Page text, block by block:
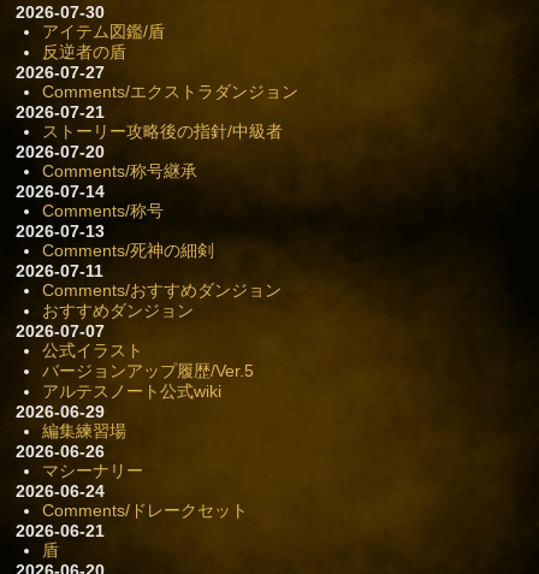
2026-07-30
アイテム図鑑/盾
反逆者の盾
2026-07-27
Comments/エクストラダンジョン
2026-07-21
ストーリー攻略後の指針/中級者
2026-07-20
Comments/称号継承
2026-07-14
Comments/称号
2026-07-13
Comments/死神の細剣
2026-07-11
Comments/おすすめダンジョン
おすすめダンジョン
2026-07-07
公式イラスト
バージョンアップ履歴/Ver.5
アルテスノート公式wiki
2026-06-29
編集練習場
2026-06-26
マシーナリー
2026-06-24
Comments/ドレークセット
2026-06-21
盾
2026-06-20